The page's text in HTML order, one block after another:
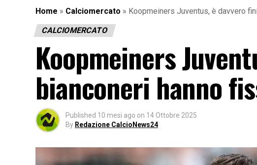
Home » Calciomercato » Koopmeiners Juventus, è davvero
CALCIOMERCATO
Koopmeiners
bianconeri hanno
Published 10 mesi ago on 14 Ottobre 2025
By Redazione CalcioNews24